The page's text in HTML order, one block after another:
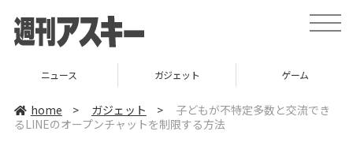
t
o
v
ニュース ガジェット ゲーム
home > ガジェット >
子どもが不特定多数と交流でき
るLINEのオープンチャットを制限する方法